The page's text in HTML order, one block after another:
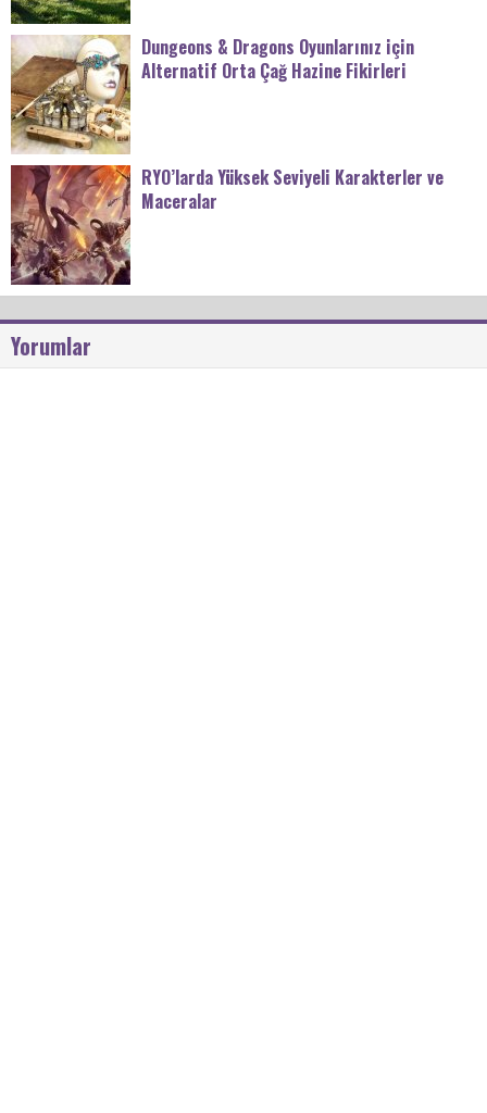
Dungeons & Dragons Oyunlarınız için
Alternatif Orta Çağ Hazine Fikirleri
RYO’larda Yüksek Seviyeli Karakterler ve
Maceralar
Yorumlar